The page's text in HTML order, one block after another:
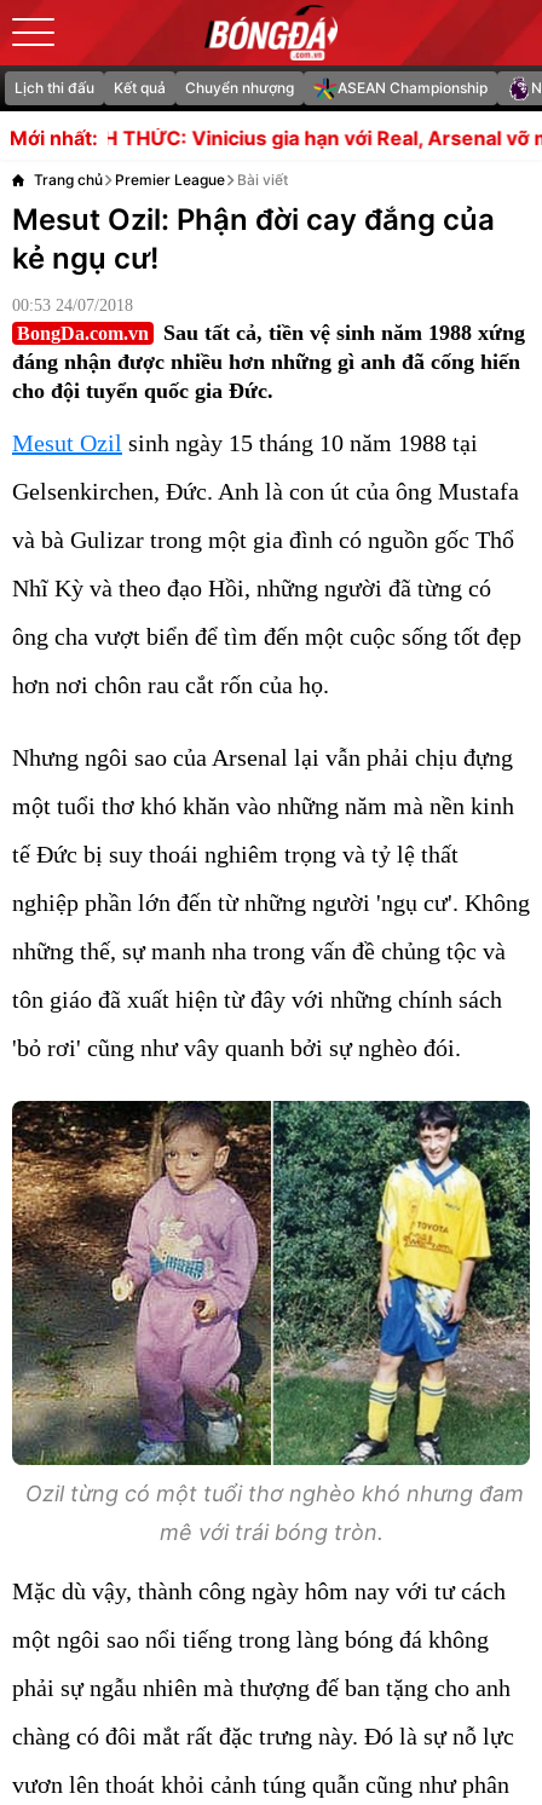
Lịch thi đấu Kết quả Chuyển nhượng ASEAN Championship
Mới nhất:
Vinicius gia hạn với Real, Arsenal vỡ mộng bom tấn
Trang chủ Premier League Bài viết
Mesut Ozil: Phận đời cay đắng của
kẻ ngụ cư!
00:53 24/07/2018
BongDa.com.vn
Sau tất cả, tiền vệ sinh năm 1988 xứng
đáng nhận được nhiều hơn những gì anh đã cống hiến
cho đội tuyển quốc gia Đức.
Mesut Ozil sinh ngày 15 tháng 10 năm 1988 tại
Gelsenkirchen, Đức. Anh là con út của ông Mustafa
và bà Gulizar trong một gia đình có nguồn gốc Thổ
Nhĩ Kỳ và theo đạo Hồi, những người đã từng có
ông cha vượt biển để tìm đến một cuộc sống tốt đẹp
hơn nơi chôn rau cắt rốn của họ.
Nhưng ngôi sao của Arsenal lại vẫn phải chịu đựng
một tuổi thơ khó khăn vào những năm mà nền kinh
tế Đức bị suy thoái nghiêm trọng và tỷ lệ thất
nghiệp phần lớn đến từ những người 'ngụ cư'. Không
những thế, sự manh nha trong vấn đề chủng tộc và
tôn giáo đã xuất hiện từ đây với những chính sách
'bỏ rơi' cũng như vây quanh bởi sự nghèo đói.
Ozil từng có một tuổi thơ nghèo khó nhưng đam
mê với trái bóng tròn.
Mặc dù vậy, thành công ngày hôm nay với tư cách
một ngôi sao nổi tiếng trong làng bóng đá không
phải sự ngẫu nhiên mà thượng đế ban tặng cho anh
chàng có đôi mắt rất đặc trưng này. Đó là sự nỗ lực
vươn lên thoát khỏi cảnh túng quẫn cũng như phân